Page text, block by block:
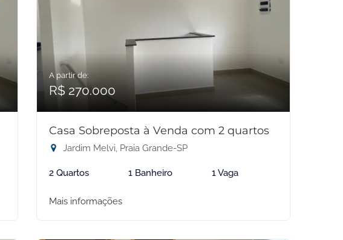
A partir de:
R$ 270.000
Casa Sobreposta à Venda com 2 quartos
Jardim Melvi, Praia Grande-SP
2 Quartos 1 Banheiro 1 Vaga
Mais informações